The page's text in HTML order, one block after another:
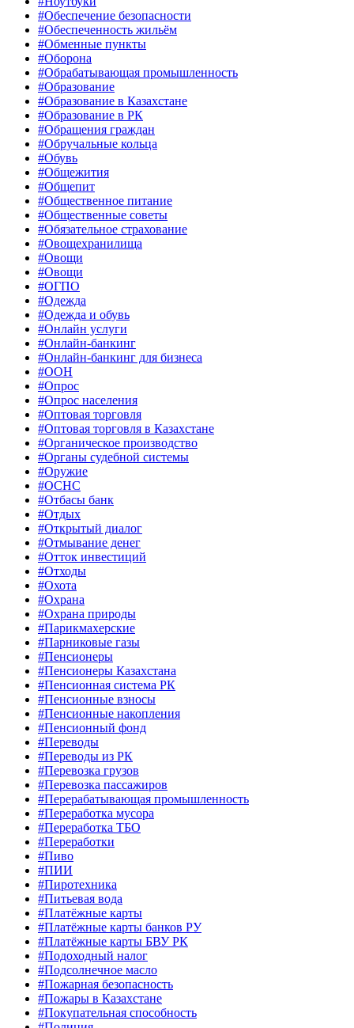
#Обеспечение безопасности
#Обеспеченность жильём
#Обменные пункты
#Оборона
#Обрабатывающая промышленность
#Образование
#Образование в Казахстане
#Образование в РК
#Обращения граждан
#Обручальные кольца
#Обувь
#Общежития
#Общепит
#Общественное питание
#Общественные советы
#Обязательное страхование
#Овощехранилища
#Овощи
#Овощи
#ОГПО
#Одежда
#Одежда и обувь
#Онлайн услуги
#Онлайн-банкинг
#Онлайн-банкинг для бизнеса
#ООН
#Опрос
#Опрос населения
#Оптовая торговля
#Оптовая торговля в Казахстане
#Органическое производство
#Органы судебной системы
#Оружие
#ОСНС
#Отбасы банк
#Отдых
#Открытый диалог
#Отмывание денег
#Отток инвестиций
#Отходы
#Охота
#Охрана
#Охрана природы
#Парикмахерские
#Парниковые газы
#Пенсионеры
#Пенсионеры Казахстана
#Пенсионная система РК
#Пенсионные взносы
#Пенсионные накопления
#Пенсионный фонд
#Переводы
#Переводы из РК
#Перевозка грузов
#Перевозка пассажиров
#Перерабатывающая промышленность
#Переработка мусора
#Переработка ТБО
#Переработки
#Пиво
#ПИИ
#Пиротехника
#Питьевая вода
#Платёжные карты
#Платёжные карты банков РУ
#Платёжные карты БВУ РК
#Подоходный налог
#Подсолнечное масло
#Пожарная безопасность
#Пожары в Казахстане
#Покупательная способность